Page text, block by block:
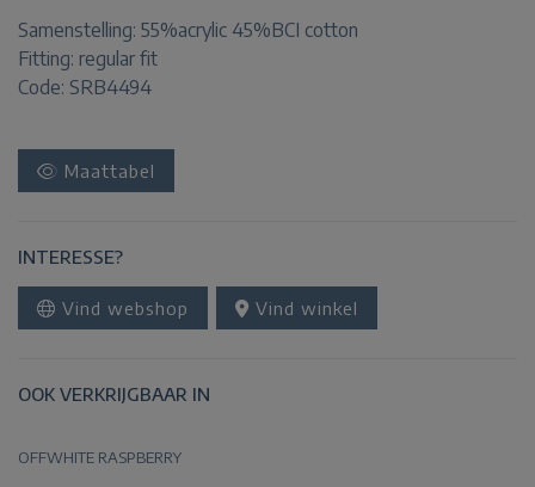
Samenstelling: 55%acrylic 45%BCI cotton
Fitting: regular fit
Code: SRB4494
Maattabel
INTERESSE?
Vind webshop Vind winkel
OOK VERKRIJGBAAR IN
OFFWHITE RASPBERRY